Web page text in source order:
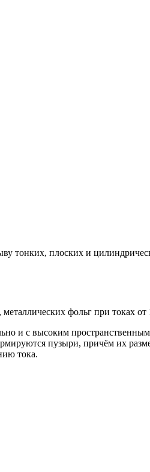
тонких, плоских и
фольг при токах от
и с высоким
пузыри, причём их
тока.